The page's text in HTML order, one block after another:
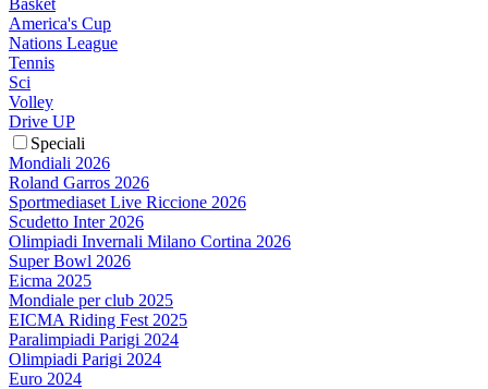
America's Cup
Nations League
Tennis
Sci
Volley
Drive UP
Speciali
Mondiali 2026
Roland Garros 2026
Sportmediaset Live Riccione 2026
Scudetto Inter 2026
Olimpiadi Invernali Milano Cortina 2026
Super Bowl 2026
Eicma 2025
Mondiale per club 2025
EICMA Riding Fest 2025
Paralimpiadi Parigi 2024
Olimpiadi Parigi 2024
Euro 2024